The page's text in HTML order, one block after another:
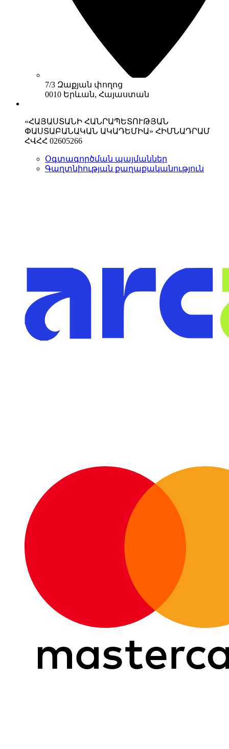
7/3 Զաքյան փողոց
0010 Երևան, Հայաստան
«ՀԱՅԱՍՏԱՆԻ ՀԱՆՐԱՊԵՏՈՒԹՅԱՆ
ՓԱՍՏԱԲԱՆԱԿԱՆ ԱԿԱԴԵՄԻԱ» ՀԻՄՆԱԴՐԱՄ
ՀՎՀՀ 02605266
Օգտագործման պայմաններ
Գաղտնիության քաղաքականություն